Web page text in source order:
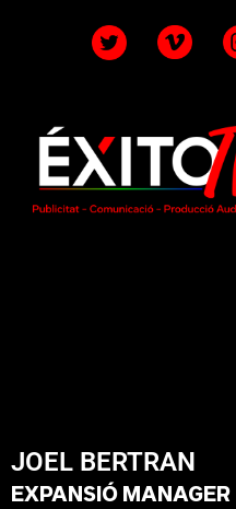
JOEL BERTRAN
EXPANSIÓ MANAGER